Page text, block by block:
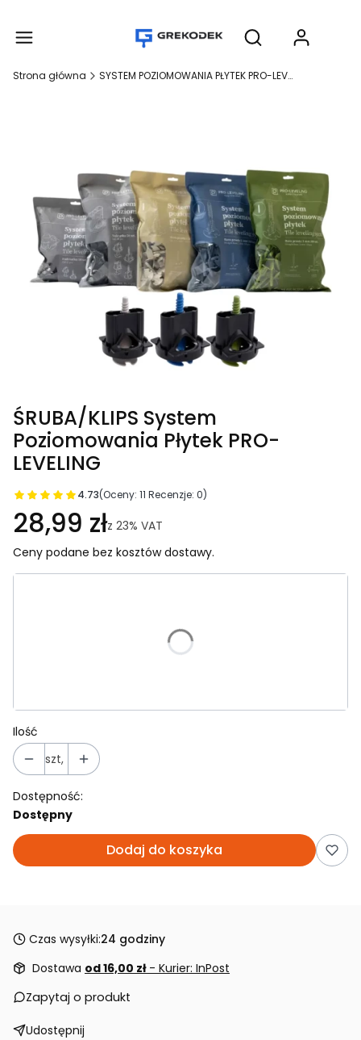
Otwórz
Strona główna SYSTEM POZIOMOWANIA PŁYTEK PRO-LEVELING
ŚRUBA/KLIPS System
Poziomowania Płytek PRO-
LEVELING
4.73(Oceny: 11 Recenzje: 0)
28,99 złz 23% VAT
Ceny podane bez kosztów dostawy.
Ilość
szt,
Dostępność:
Dostępny
Dodaj do koszyka
Czas wysyłki:24 godziny
Dostawa od 16,00 zł - Kurier: InPost
Zapytaj o produkt
Udostępnij